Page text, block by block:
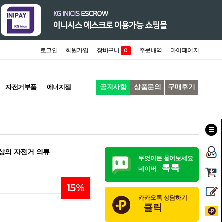
로그인 회원가입 장바구니 0 주문내역 마이페이지
자전거부품 에너지젤 공지사항 상품문의 구매후기
의 자전거 의류
15%
무엇이든 물어보세요
네이버
톡톡
카카오톡 상담하기
클릭